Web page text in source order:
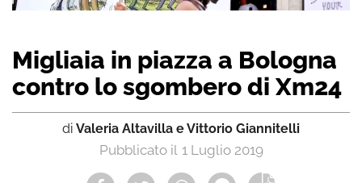
Migliaia in piazza a Bologna
contro lo sgombero di Xm24
di Valeria Altavilla e Vittorio Giannitelli
1 Luglio 2019